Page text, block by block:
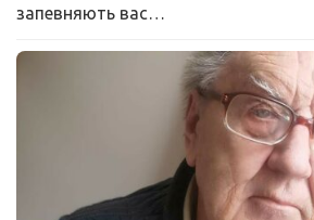
запевняють вас…